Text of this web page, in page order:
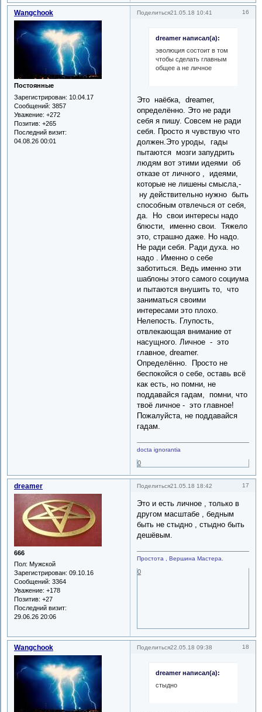
Поделиться 16
21.05.18 10:41
Wangchook
Постоянные
Зарегистрирован: 10.04.17
Сообщений: 3857
Уважение: +272
Позитив: +265
Последний визит:
04.08.26 00:01
dreamer написал(а):
эволюция состоит в том
чтобы сделать главным
общее а не личное
Это наёбка, dreamer,
определённо. Это не ради
себя я пишу. Совсем не ради
себя. Просто я чувствую что
должен.Это уроды, гады
пытаются мозги запудрить
людям вот этими идеями об
отказе от личного , идеями,
которые не лишены смысла,-
ну действительно нужно быть
способным отвлечься от себя,
да. Но свои интересы надо
блюсти, именно свои. Тяжело
это, страшно даже. Но надо.
Не ради себя. Ради духа. но
надо . Именно о себе
заботиться. Ведь именно эти
шаблоны этого самого социума
и пытаются внушить то, что
заниматься своими
интересами это плохо.
Нелепость. Глупость,
отвлекающая внимание от
насущного. Личное - это
главное, dreamer.
Определённо. Просто не
беспокойся о себе, оставь всё
как есть, но помни, не
поддавайся гадам, помни, что
твоё личное - это главное!
Пожалуйста, не поддавайся
гадам.
docta ignorantia
0
Поделиться 17
21.05.18 18:42
dreamer
666
Пол: Мужской
Зарегистрирован: 09.10.16
Сообщений: 3364
Уважение: +178
Позитив: +27
Последний визит:
29.06.26 20:06
Это и есть личное , только в
другом масштабе , бедным
быть не стыдно , стыдно быть
дешёвым.
Простота , Вершина Мастера.
0
Поделиться 18
22.05.18 09:38
Wangchook
dreamer написал(а):
стыдно